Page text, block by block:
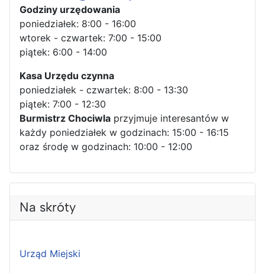
Godziny urzędowania
poniedziałek: 8:00 - 16:00
wtorek - czwartek: 7:00 - 15:00
piątek: 6:00 - 14:00
Kasa Urzędu czynna
poniedziałek - czwartek: 8:00 - 13:30
piątek: 7:00 - 12:30
Burmistrz Chociwla przyjmuje interesantów w
każdy poniedziałek w godzinach: 15:00 - 16:15
oraz środę w godzinach: 10:00 - 12:00
Na skróty
Urząd Miejski